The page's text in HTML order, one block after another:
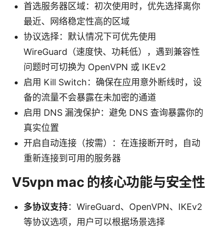
首选服务器区域：初次使用时，优先选择离你
最近、网络稳定性高的区域
协议选择：默认情况下可优先使用
WireGuard（速度快、功耗低），遇到兼容性
问题时可切换为 OpenVPN 或 IKEv2
启用 Kill Switch：确保在应用意外断线时，设
备的流量不会暴露在未加密的通道
启用 DNS 漏洩保护：避免 DNS 查询暴露你的
真实位置
开启自动连接（按需）：在连接断开时，自动
重新连接到可用的服务器
V5vpn mac 的核心功能与安全性
多协议支持：WireGuard、OpenVPN、IKEv2
等协议选项，用户可以根据场景选择